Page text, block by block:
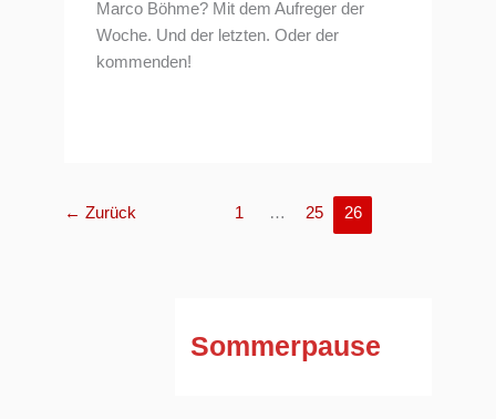
Marco Böhme? Mit dem Aufreger der
Woche. Und der letzten. Oder der
kommenden!
← Zurück 1 … 25 26
Sommerpause